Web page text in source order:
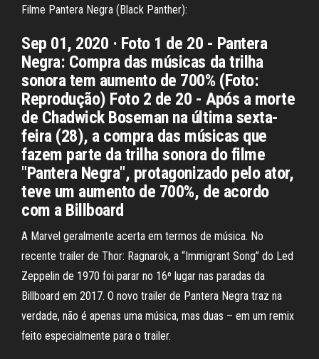
Filme Pantera Negra (Black Panther):
Sep 01, 2020 · Foto 1 de 20 - Pantera
Negra: Compra das músicas da trilha
sonora tem aumento de 700% (Foto:
Reprodução) Foto 2 de 20 - Após a morte
de Chadwick Boseman na última sexta-
feira (28), a compra das músicas que
fazem parte da trilha sonora do filme
"Pantera Negra", protagonizado pelo ator,
teve um aumento de 700%, de acordo
com a Billboard
A Marvel geralmente acerta em termos de música. No
recente trailer de Thor: Ragnarok, a “Immigrant Song” do Led
Zeppelin de 1970 foi parar no 16º lugar nas paradas da
Billboard em 2017. O novo trailer de Pantera Negra traz na
verdade, não é apenas uma música, mas duas – em um remix
feito especialmente para o trailer.